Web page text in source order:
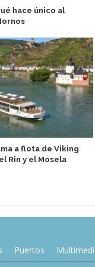
hace único al
a flota de Viking
Rin y el Mosela
Puertos